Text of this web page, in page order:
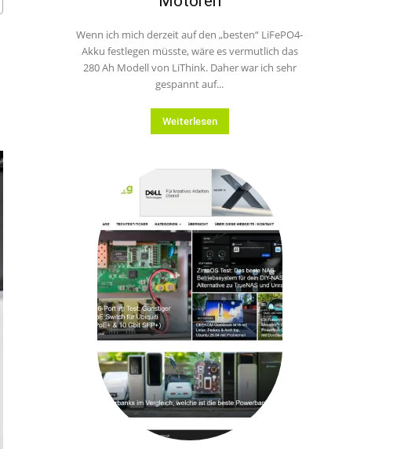
Wenn ich mich derzeit auf den „besten“ LiFePO4-
Akku festlegen müsste, wäre es vermutlich das
280 Ah Modell von LiThink. Daher war ich sehr
gespannt auf...
Weiterlesen